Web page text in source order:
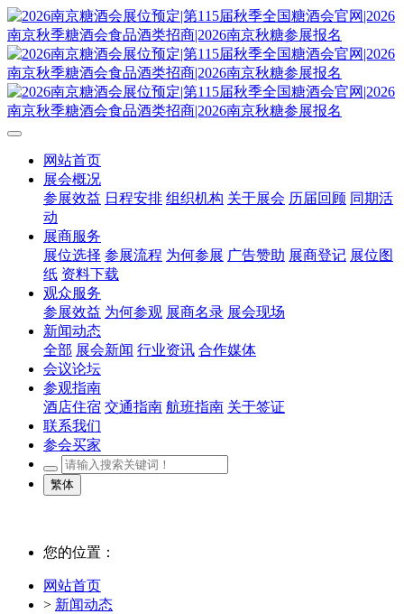
网站首页
展会概况
参展效益 日程安排 组织机构 关于展会 历届回顾 同期活
动
展商服务
展位选择 参展流程 为何参展 广告赞助 展商登记 展位图
纸 资料下载
观众服务
参展效益 为何参观 展商名录 展会现场
新闻动态
全部 展会新闻 行业资讯 合作媒体
会议论坛
参观指南
酒店住宿 交通指南 航班指南 关于签证
联系我们
参会买家
繁体
您的位置：
网站首页
> 新闻动态